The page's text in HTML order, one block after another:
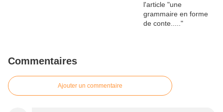
Commentaires
Ajouter un commentaire